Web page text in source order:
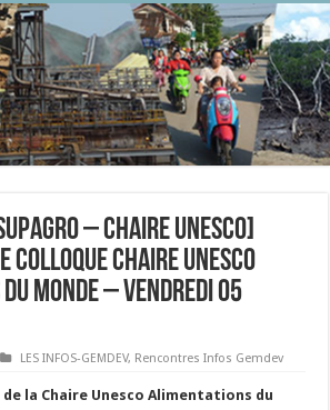
– Chaire UNESCO]
Chaire UNESCO
monde – Vendredi 05
LES INFOS-GEMDEV, Rencontres Infos Gemdev
la Chaire Unesco Alimentations du